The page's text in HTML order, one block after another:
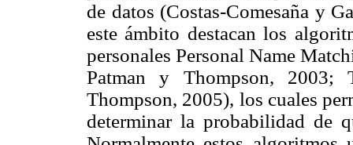
de datos (Costas-Comesaña y
este ámbito destacan los
personales Personal Name
Patman y Thompson, 2003;
Thompson, 2005), los cuales
determinar la probabilidad de